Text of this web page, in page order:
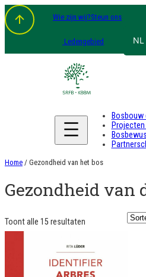
Spring
naar
de
inhoud
Wie zijn wij?Steun ons
Ledengebied NL
DE
Bosbouw
Home / Gezondheid van het bos
Gezondheid van
Toont alle 15 resultaten